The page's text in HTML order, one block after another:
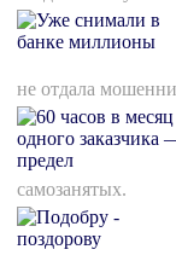
не отдала
самозанятых.